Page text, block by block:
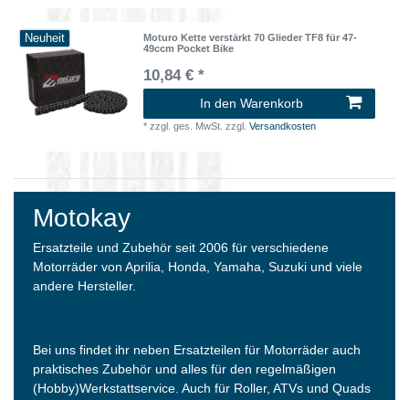
Neuheit
Moturo Kette verstärkt 70 Glieder TF8 für 47-
49ccm Pocket Bike
10,84 € *
In den Warenkorb
*zzgl. ges. MwSt. zzgl.Versandkosten
Motokay
Ersatzteile und Zubehör seit 2006 für verschiedene
Motorräder von Aprilia, Honda, Yamaha, Suzuki und viele
andere Hersteller.
Bei uns findet ihr neben Ersatzteilen für Motorräder auch
praktisches Zubehör und alles für den regelmäßigen
(Hobby)Werkstattservice. Auch für Roller, ATVs und Quads